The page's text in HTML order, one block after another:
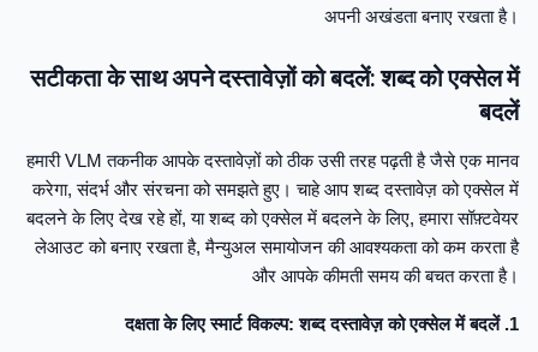
अपनी अखंडता बनाए रखता है।
सटीकता के साथ अपने दस्तावेज़ों को बदलें: शब्द को एक्सेल में
बदलें
हमारी VLM तकनीक आपके दस्तावेज़ों को ठीक उसी तरह पढ़ती है जैसे एक मानव
करेगा, संदर्भ और संरचना को समझते हुए। चाहे आप शब्द दस्तावेज़ को एक्सेल में
बदलने के लिए देख रहे हों, या शब्द को एक्सेल में बदलने के लिए, हमारा सॉफ़्टवेयर
लेआउट को बनाए रखता है, मैन्युअल समायोजन की आवश्यकता को कम करता है
और आपके कीमती समय की बचत करता है।
1. दक्षता के लिए स्मार्ट विकल्प: शब्द दस्तावेज़ को एक्सेल में बदलें